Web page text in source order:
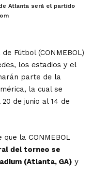
Atlanta será el partido
Fútbol (CONMEBOL)
los estadios y el
parte de la
la cual se
de junio al 14 de
la CONMEBOL
del torneo se
(Atlanta, GA) y